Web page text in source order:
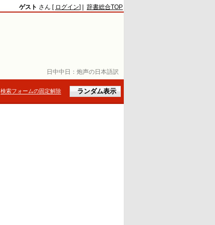
日中中日： 炮声の日本語訳
ゲスト さん [ ログイン] | 辞書総合TOP
検索フォームの固定解除